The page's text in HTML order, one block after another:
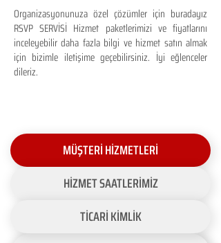
Organizasyonunuza özel çözümler için buradayız
RSVP SERVİSİ Hizmet paketlerimizi ve fiyatlarını
inceleyebilir daha fazla bilgi ve hizmet satın almak
için bizimle iletişime geçebilirsiniz. İyi eğlenceler
dileriz.
MÜŞTERİ HİZMETLERİ
HİZMET SAATLERİMİZ
TİCARİ KİMLİK